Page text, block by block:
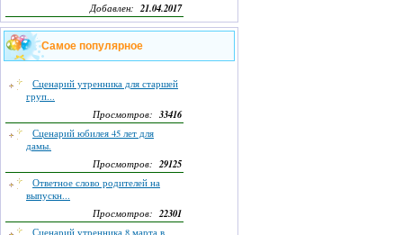
Добавлен:21.04.2017
Самое популярное
Сценарий утренника для старшей
груп...
Просмотров: 33416
Сценарий юбилея 45 лет для
дамы.
Просмотров:29125
Ответное слово родителей на
выпускн...
Просмотров:22301
Сценарий утренника 8 марта в